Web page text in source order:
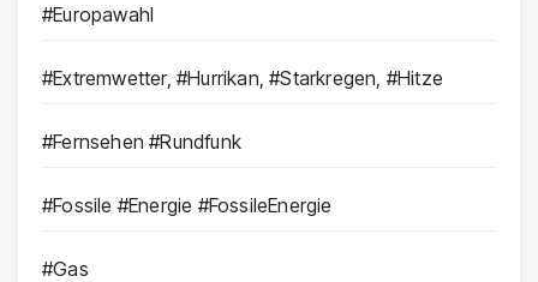
#Europawahl
#Extremwetter, #Hurrikan, #Starkregen, #Hitze
#Fernsehen #Rundfunk
#Fossile #Energie #FossileEnergie
#Gas